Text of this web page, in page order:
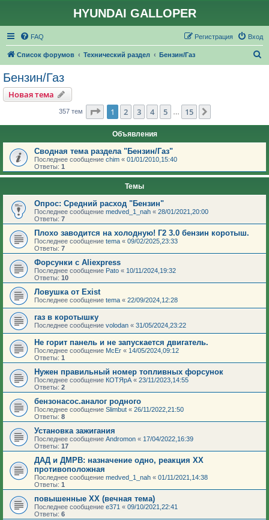
HYUNDAI GALLOPER
FAQ Вход
Регистрация
Список форумов Технический раздел Бензин/Газ
Бензин/Газ
Новая тема
357 тем Страница из 15
1 2 3 4 5 15
Объявления
Сводная тема раздела "Бензин/Газ"
Последнее сообщение chim « 01/01/2010,15:40
Ответы: 1
Темы
Опрос: Средний расход "Бензин"
Последнее сообщение medved_1_nah « 28/01/2021,20:00
Ответы: 7
Плохо заводится на холодную! Г2 3.0 бензин коротыш.
Последнее сообщение tema « 09/02/2025,23:33
Ответы: 7
Форсунки с Aliexpress
Последнее сообщение Pato « 10/11/2024,19:32
Ответы: 10
Ловушка от Exist
Последнее сообщение tema « 22/09/2024,12:28
газ в коротышку
Последнее сообщение volodan « 31/05/2024,23:22
Не горит панель и не запускается двигатель.
Последнее сообщение McEr « 14/05/2024,09:12
Ответы: 1
Нужен правильный номер топливных форсунок
Последнее сообщение КОТЯрА « 23/11/2023,14:55
Ответы: 2
бензонасос.аналог родного
Последнее сообщение Slimbut « 26/11/2022,21:50
Ответы: 8
Установка зажигания
Последнее сообщение Andromon « 17/04/2022,16:39
Ответы: 17
ДАД и ДМРВ: назначение одно, реакция ХХ
противоположная
Последнее сообщение medved_1_nah « 01/11/2021,14:38
Ответы: 1
повышенные ХХ (вечная тема)
Последнее сообщение e371 « 09/10/2021,22:41
Ответы: 6